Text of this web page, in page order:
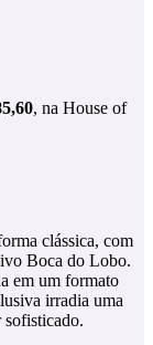
, na House of
clássica, com
Boca do Lobo.
em um formato
irradia uma
sofisticado.